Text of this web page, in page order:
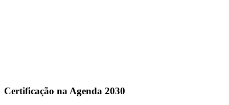
Certificação na Agenda 2030